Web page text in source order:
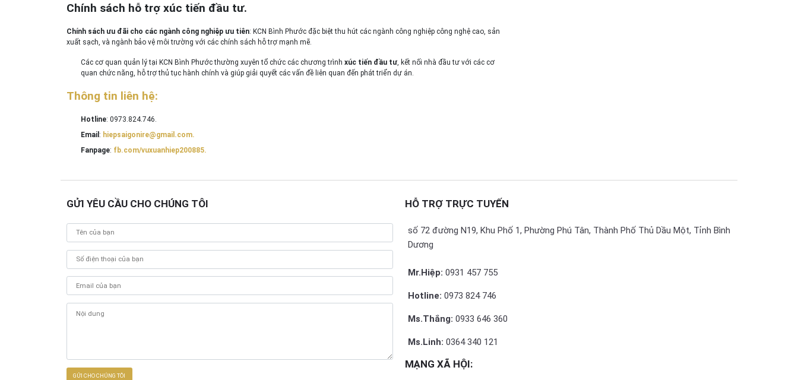
Chính sách hỗ trợ xúc tiến đầu tư.
Chính sách ưu đãi cho các ngành công nghiệp ưu tiên: KCN Bình Phước đặc biệt thu hút các ngành công nghiệp công nghệ cao, sản
xuất sạch, và ngành bảo vệ môi trường với các chính sách hỗ trợ mạnh mẽ.
Các cơ quan quản lý tại KCN Bình Phước thường xuyên tổ chức các chương trình xúc tiến đầu tư, kết nối nhà đầu tư với các cơ
quan chức năng, hỗ trợ thủ tục hành chính và giúp giải quyết các vấn đề liên quan đến phát triển dự án.
Thông tin liên hệ:
Hotline: 0973.824.746.
Email : hiepsaigonire@gmail.com.
Fanpage: fb.com/vuxuanhiep200885.
GỬI YÊU CẦU CHO CHÚNG TÔI HỖ TRỢ TRỰC TUYẾN
số 72 đường N19, Khu Phố 1, Phường Phú Tân, Thành Phố Thủ Dầu Một, Tỉnh Bình
Dương
Mr.Hiệp: 0931 457 755
Hotline: 0973 824 746
Ms.Thắng: 0933 646 360
Ms.Linh: 0364 340 121
MẠNG XÃ HỘI: